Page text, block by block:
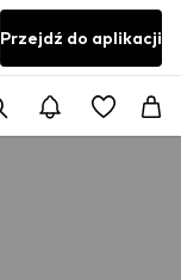
Przejdź do aplikacji